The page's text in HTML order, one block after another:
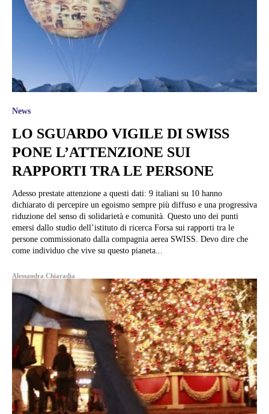
News
LO SGUARDO VIGILE DI SWISS
PONE L’ATTENZIONE SUI
RAPPORTI TRA LE PERSONE
Adesso prestate attenzione a questi dati: 9 italiani su 10 hanno
dichiarato di percepire un egoismo sempre più diffuso e una progressiva
riduzione del senso di solidarietà e comunità. Questo uno dei punti
emersi dallo studio dell’istituto di ricerca Forsa sui rapporti tra le
persone commissionato dalla compagnia aerea SWISS. Devo dire che
come individuo che vive su questo pianeta...
Alessandra Chiaradia